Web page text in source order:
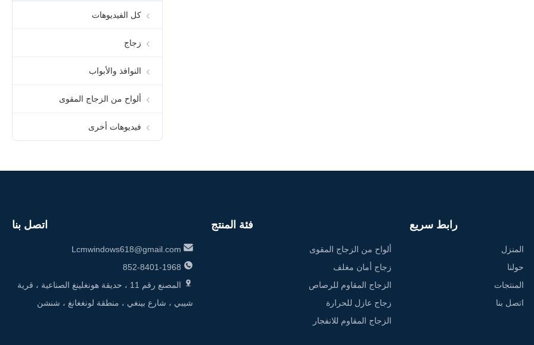
00:24
المزخرفة مع شاشة الألياف
00:34
الزجاج المشدّد
00:33
مضادة للحريق نافذة ألومنيوم
كل الفيديوهات
زجاج
النوافذ والأبواب
ألواح من الزجاج المقوى
فيديوهات أخرى
رابط سريع
المنزل
حولنا
المنتجات
اتصل بنا
فئة المنتج
ألواح من الزجاج المقوى
زجاج أمان مغلف
الزجاج المقاوم للرصاص
زجاج عازل للحرارة
الزجاج المقاوم للانفجار
اتصل بنا
Lcmwindows618@gmail.com
852-8401-1968
المصنع رقم 11 ، حديقة هونغلينغ الصناعية ، قرية
شيبي ، شارع بينغي ، منطقة لونغغانغ ، شنشن